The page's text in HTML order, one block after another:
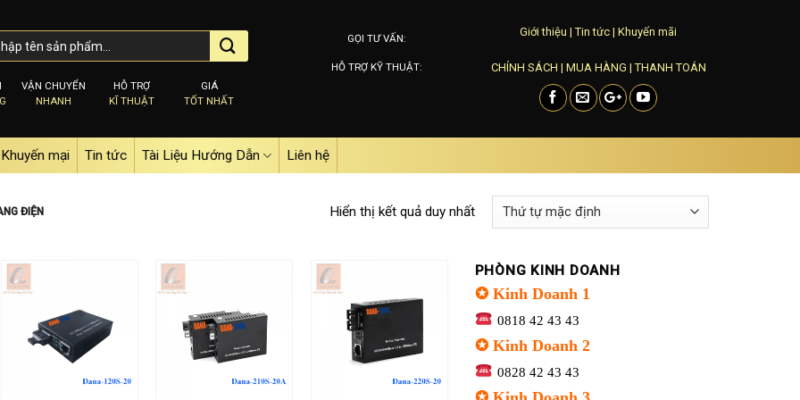
VẬN CHUYỂN
NHANH
HỖ TRỢ
KĨ THUẬT
GIÁ
TỐT NHẤT
GỌI TƯ VẤN:
HỖ TRỢ KỸ THUẬT:
Giới thiệu |Tin tức | Khuyến mãi
CHÍNH SÁCH | MUA HÀNG |THANH TOÁN
Khuyến mại Tin tức Tài Liệu Hướng Dẫn Liên hệ
ĐIỆN Hiển thị kết quả duy nhất
Add to
wishlist
Add to
wishlist
Add to
wishlist
PHÒNG KINH DOANH
✪ Kinh Doanh 1
0818 42 43 43
✪ Kinh Doanh 2
0828 42 43 43